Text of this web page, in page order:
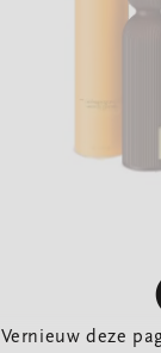
Vernieuw deze